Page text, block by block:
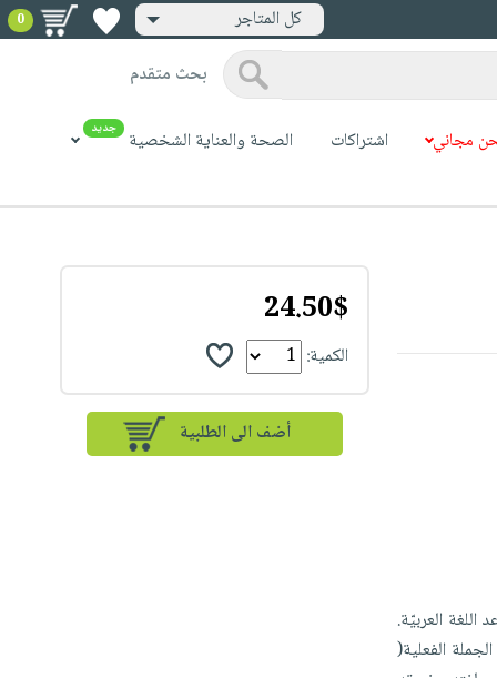
كل المتاجر 0
بحث متقدم
مجاني اشتراكات الصحة والعناية الشخصية جديد
اللغة العربيّة.
الجملة الفعلية(
24.50$
الكمية: